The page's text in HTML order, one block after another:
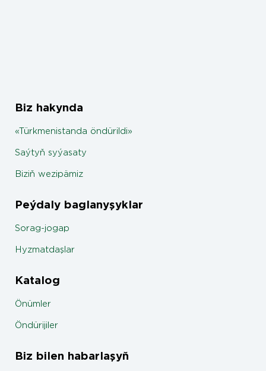
Biz hakynda
«Türkmenistanda öndürildi»
Saýtyň syýasaty
Biziň wezipämiz
Peýdaly baglanyşyklar
Sorag-jogap
Hyzmatdaşlar
Katalog
Önümler
Öndürijiler
Biz bilen habarlaşyň